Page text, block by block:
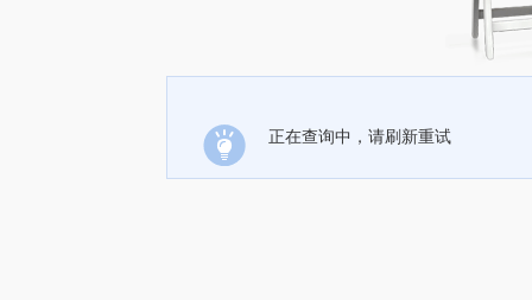
正在查询中，请刷新重试